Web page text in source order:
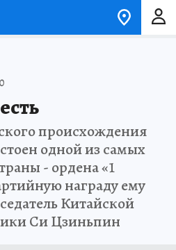
происхождения
одной из самых
- ордена «1
награду ему
Китайской
Си Цзиньпин